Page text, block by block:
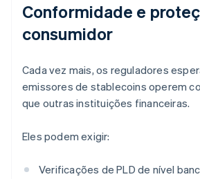
Conformidade e
consumidor
Cada vez mais, os reguladores
emissores de stablecoins operem
que outras instituições financeiras.
Eles podem exigir:
Verificações de PLD de nível